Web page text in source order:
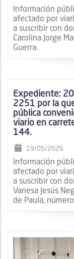
Información
afectado por
a suscribir con
Carolina Jorge
Guerra.
Expediente:
2251 por la
pública
viario en
144.
19/05/2026
Información
afectado por
a suscribir con
Vanesa Jesús
de Paula,